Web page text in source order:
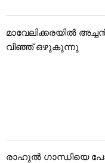
മാവേലിക്കരയിൽ
വിഞ്ഞ് ഒഴുകുന്നു
രാഹുൽ ഗാന്ധിയെ